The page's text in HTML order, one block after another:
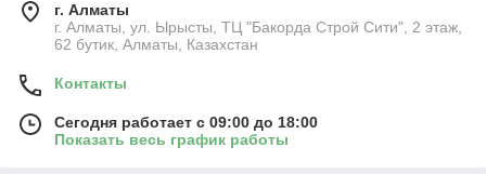
г. Алматы
г. Алматы, ул. Ырысты, ТЦ "Бакорда Строй Сити", 2 этаж,
62 бутик, Алматы, Казахстан
Контакты
Сегодня работает с 09:00 до 18:00
Показать весь график работы